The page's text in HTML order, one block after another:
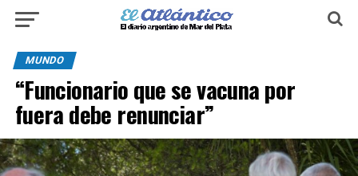
MUNDO
“Funcionario que se vacuna por
fuera debe renunciar”